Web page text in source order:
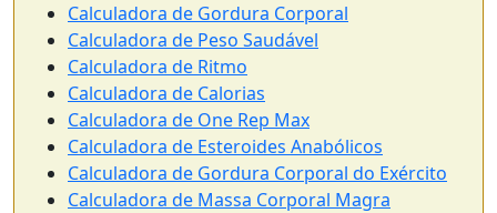
Calculadora de Gordura Corporal
Calculadora de Peso Saudável
Calculadora de Ritmo
Calculadora de Calorias
Calculadora de One Rep Max
Calculadora de Esteroides Anabólicos
Calculadora de Gordura Corporal do Exército
Calculadora de Massa Corporal Magra